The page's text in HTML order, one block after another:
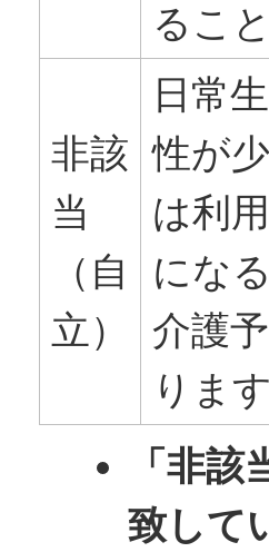
るこ
非該
当
（自
立）
日常
性が
は利
にな
介護
ります
「非
致して